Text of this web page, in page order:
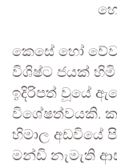
කෙසේ හෝ
විශිෂ්ට ජයක්
ඉදිරිපත් වූයේ
විශේෂත්වයකි.
හිමාල අඩවියේ
මන්ඩි නැමැති